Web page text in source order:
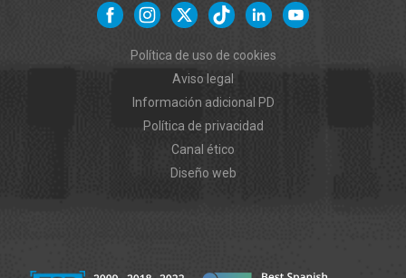
Política de uso de cookies
Aviso legal
Información adicional PD
Política de privacidad
Canal ético
Diseño web